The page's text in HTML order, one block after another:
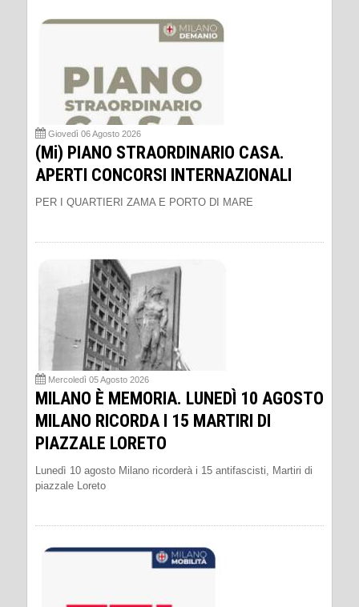
Giovedì 06 Agosto 2026
(Mi) PIANO STRAORDINARIO CASA.
APERTI CONCORSI INTERNAZIONALI
PER I QUARTIERI ZAMA E PORTO DI MARE
Mercoledì 05 Agosto 2026
MILANO È MEMORIA. LUNEDÌ 10 AGOSTO
MILANO RICORDA I 15 MARTIRI DI
PIAZZALE LORETO
Lunedì 10 agosto Milano ricorderà i 15 antifascisti, Martiri di
piazzale Loreto